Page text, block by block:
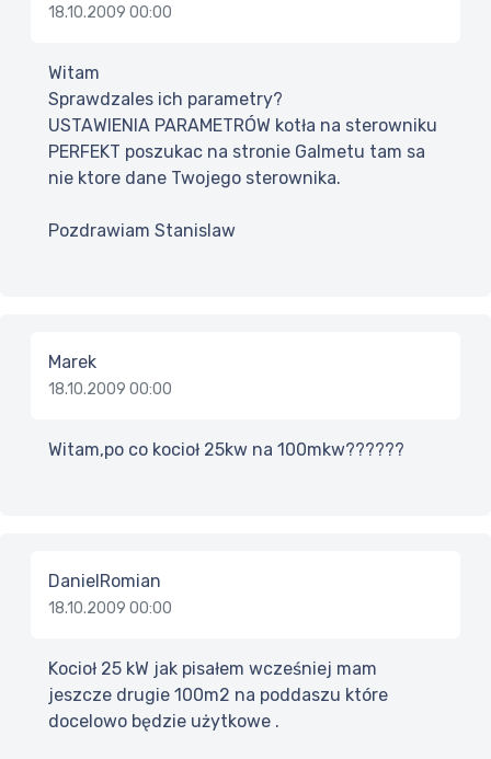
18.10.2009 00:00
Witam
Sprawdzales ich parametry?
USTAWIENIA PARAMETRÓW kotła na sterowniku
PERFEKT poszukac na stronie Galmetu tam sa
nie ktore dane Twojego sterownika.
Pozdrawiam Stanislaw
Marek
18.10.2009 00:00
Witam,po co kocioł 25kw na 100mkw??????
DanielRomian
18.10.2009 00:00
Kocioł 25 kW jak pisałem wcześniej mam
jeszcze drugie 100m2 na poddaszu które
docelowo będzie użytkowe .